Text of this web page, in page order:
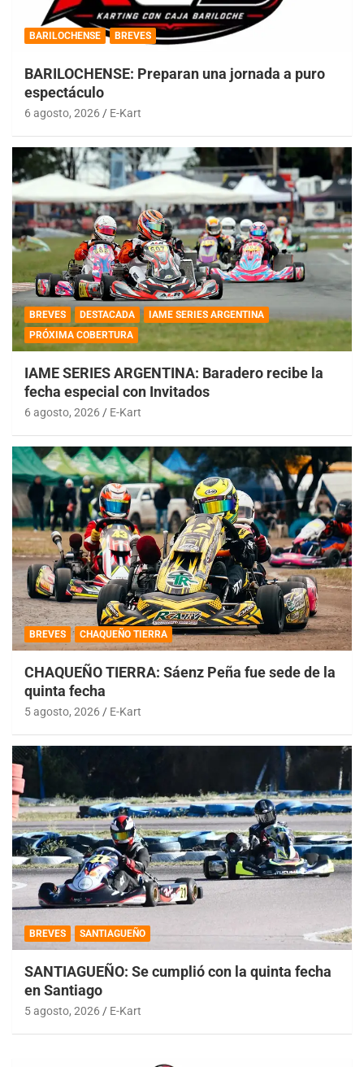
BARILOCHENSE BREVES
BARILOCHENSE: Preparan una jornada a puro
espectáculo
6 agosto, 2026 E-Kart
BREVES DESTACADA
IAME SERIES ARGENTINA
PRÓXIMA COBERTURA
IAME SERIES ARGENTINA: Baradero recibe la
fecha especial con Invitados
6 agosto, 2026 E-Kart
BREVES CHAQUEÑO TIERRA
CHAQUEÑO TIERRA: Sáenz Peña fue sede de la
quinta fecha
5 agosto, 2026 E-Kart
BREVES SANTIAGUEÑO
SANTIAGUEÑO: Se cumplió con la quinta fecha
en Santiago
5 agosto, 2026 E-Kart